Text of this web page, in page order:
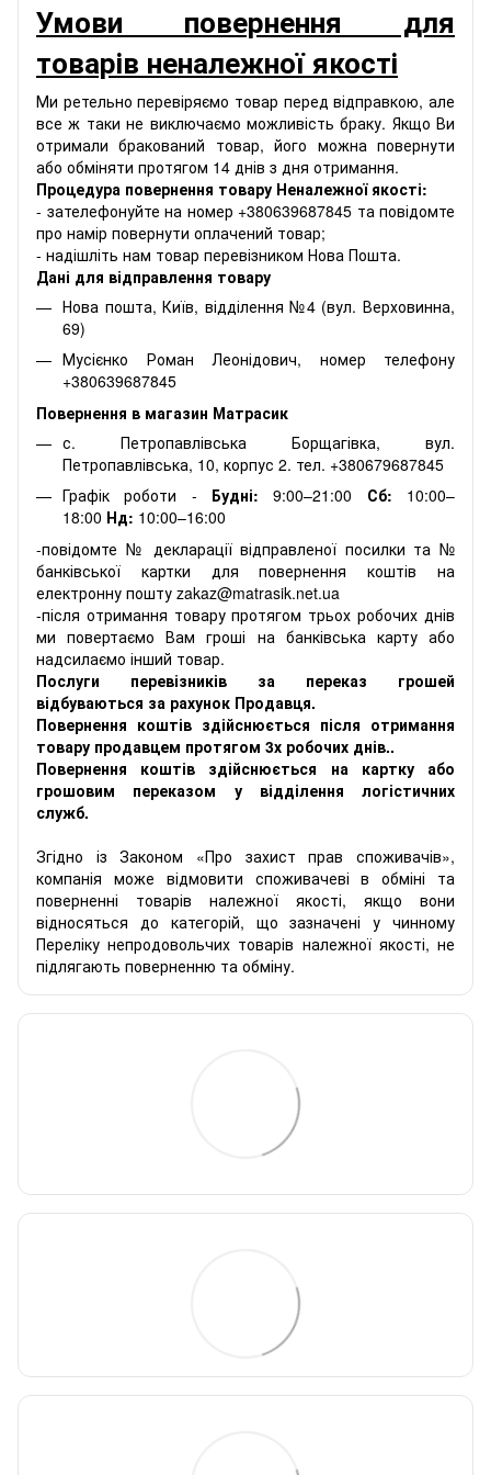
Умови повернення для
товарів неналежної якості
Ми ретельно перевіряємо товар перед відправкою, але
все ж таки не виключаємо можливість браку. Якщо Ви
отримали бракований товар, його можна повернути
або обміняти протягом 14 днів з дня отримання.
Процедура повернення товару Неналежної якості:
- зателефонуйте на номер +380639687845 та повідомте
про намір повернути оплачений товар;
- надішліть нам товар перевізником Нова Пошта.
Дані для відправлення товару
Нова пошта, Київ, відділення №4 (вул. Верховинна,
69)
Мусієнко Роман Леонідович, номер телефону
+380639687845
Повернення в магазин Матрасик
с. Петропавлівська Борщагівка, вул.
Петропавлівська, 10, корпус 2. тел. +380679687845
Графік роботи - Будні: 9:00–21:00 Сб: 10:00–
18:00 Нд: 10:00–16:00
-повідомте № декларації відправленої посилки та №
банківської картки для повернення коштів на
електронну пошту zakaz@matrasik.net.ua
-після отримання товару протягом трьох робочих днів
ми повертаємо Вам гроші на банківська карту або
надсилаємо інший товар.
Послуги перевізників за переказ грошей
відбуваються за рахунок Продавця.
Повернення коштів здійснюється після отримання
товару продавцем протягом 3х робочих днів..
Повернення коштів здійснюється на картку або
грошовим переказом у відділення логістичних
служб.
Згідно із Законом «Про захист прав споживачів»,
компанія може відмовити споживачеві в обміні та
поверненні товарів належної якості, якщо вони
відносяться до категорій, що зазначені у чинному
Переліку непродовольчих товарів належної якості, не
підлягають поверненню та обміну.